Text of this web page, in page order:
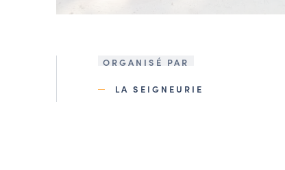
ORGANISÉ PAR
LA SEIGNEURIE